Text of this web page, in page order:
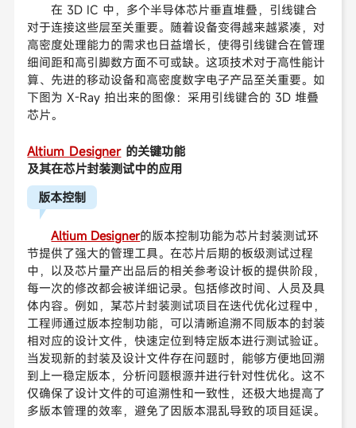
在 3D IC 中，多个半导体芯片垂直堆叠，引线键合
对于连接这些层至关重要。随着设备变得越来越紧凑，对
高密度处理能力的需求也日益增长，使得引线键合在管理
细间距和高引脚数方面不可或缺。这项技术对于高性能计
算、先进的移动设备和高密度数字电子产品至关重要。如
下图为 X-Ray 拍出来的图像：采用引线键合的 3D 堆叠
芯片。
Altium Designer的关键功能
及其在芯片封装测试中的应用
版本控制
Altium Designer的版本控制功能为芯片封装测试环
节提供了强大的管理工具。在芯片后期的板级测试过程
中，以及芯片量产出品后的相关参考设计板的提供阶段，
每一次的修改都会被详细记录。包括修改时间、人员及具
体内容。例如，某芯片封装测试项目在迭代优化过程中，
工程师通过版本控制功能，可以清晰追溯不同版本的封装
相对应的设计文件，快速定位到特定版本进行测试验证。
当发现新的封装及设计文件存在问题时，能够方便地回溯
到上一稳定版本，分析问题根源并进行针对性优化。这不
仅确保了设计文件的可追溯性和一致性，还极大地提高了
多版本管理的效率，避免了因版本混乱导致的项目延误。